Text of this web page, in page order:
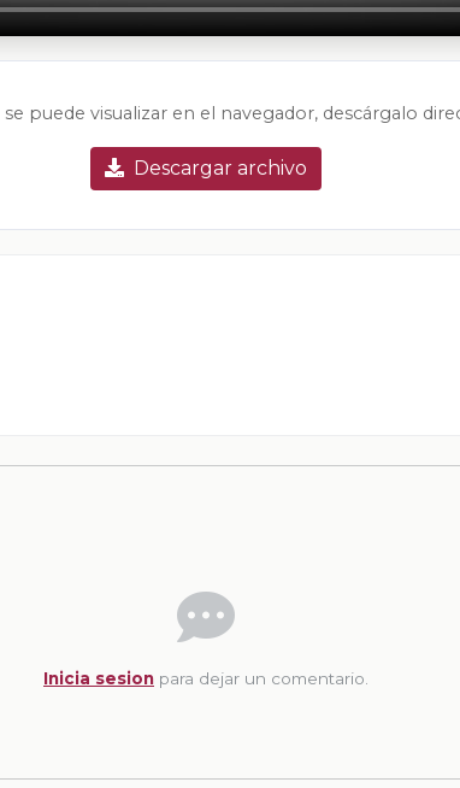
puede visualizar en el navegador, descárgalo
Descargar archivo
Inicia sesion para dejar un comentario.